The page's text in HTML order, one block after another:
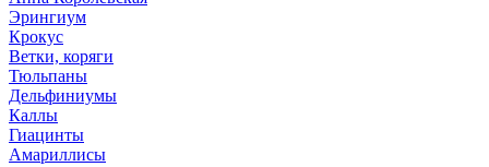
Эрингиум
Крокус
Ветки, коряги
Тюльпаны
Дельфиниумы
Каллы
Гиацинты
Амариллисы